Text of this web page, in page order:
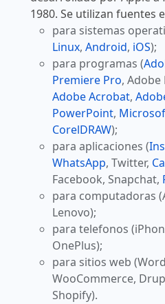
1980. Se utilizan fuentes
para sistemas
Linux, Android, iOS);
para programas (
Premiere Pro,
Adobe Acrobat,
PowerPoint,
CorelDRAW);
para aplicaciones (
WhatsApp, Twitter,
Facebook, Snapchat,
para computadoras
Lenovo);
para telefonos
OnePlus);
para sitios web
WooCommerce,
Shopify).